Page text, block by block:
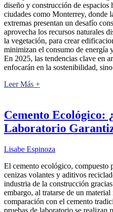
diseño y construcción de espacios
ciudades como Monterrey, donde
extremas presentan un desafío
aprovecha los recursos naturales
la vegetación, para crear
minimizan el consumo de energía
En 2025, las tendencias clave en
enfocarán en la sostenibilidad,
Leer Más +
Cemento Ecológico:
Laboratorio
Lisabe Espinoza
El cemento ecológico, compuesto
cenizas volantes y aditivos
industria de la construcción
embargo, al tratarse de un
comparación con el cemento